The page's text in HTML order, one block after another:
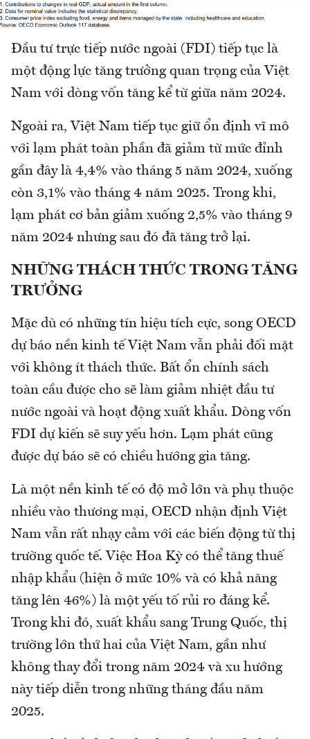
Đầu tư trực tiếp nước ngoài (FDI) tiếp tục là
một động lực tăng trưởng quan trọng của Việt
Nam với dòng vốn tăng kể từ giữa năm 2024.
Ngoài ra, Việt Nam tiếp tục giữ ổn định vĩ mô
với lạm phát toàn phần đã giảm từ mức đỉnh
gần đây là 4,4% vào tháng 5 năm 2024, xuống
còn 3,1% vào tháng 4 năm 2025. Trong khi,
lạm phát cơ bản giảm xuống 2,5% vào tháng 9
năm 2024 nhưng sau đó đã tăng trở lại.
NHỮNG THÁCH THỨC TRONG TĂNG
TRƯỞNG
Mặc dù có những tín hiệu tích cực, song OECD
dự báo nền kinh tế Việt Nam vẫn phải đối mặt
với không ít thách thức. Bất ổn chính sách
toàn cầu được cho sẽ làm giảm nhiệt đầu tư
nước ngoài và hoạt động xuất khẩu. Dòng vốn
FDI dự kiến sẽ suy yếu hơn. Lạm phát cũng
được dự báo sẽ có chiều hướng gia tăng.
Là một nền kinh tế có độ mở lớn và phụ thuộc
nhiều vào thương mại, OECD nhận định Việt
Nam vẫn rất nhạy cảm với các biến động từ thị
trường quốc tế. Việc Hoa Kỳ có thể tăng thuế
nhập khẩu (hiện ở mức 10% và có khả năng
tăng lên 46%) là một yếu tố rủi ro đáng kể.
Trong khi đó, xuất khẩu sang Trung Quốc, thị
trường lớn thứ hai của Việt Nam, gần như
không thay đổi trong năm 2024 và xu hướng
này tiếp diễn trong những tháng đầu năm
2025.